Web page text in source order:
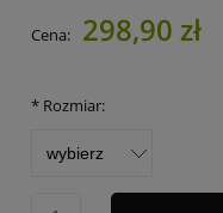
Cena: 298,90 zł
* Rozmiar: